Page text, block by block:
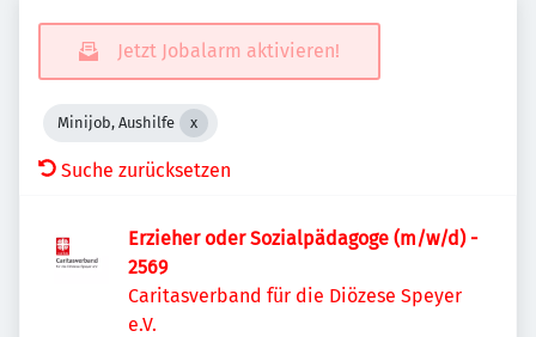
Jetzt Jobalarm aktivieren!
Minijob, Aushilfe
Suche zurücksetzen
Erzieher oder Sozialpädagoge (m/w/d) -
2569
Caritasverband für die Diözese Speyer
e.V.